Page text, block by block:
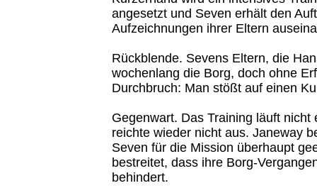
angesetzt und Seven erhält den
Aufzeichnungen ihrer Eltern
Rückblende. Sevens Eltern, die
wochenlang die Borg, doch ohne
Durchbruch: Man stößt auf einen
Gegenwart. Das Training läuft nicht
reichte wieder nicht aus. Janeway
Seven für die Mission überhaupt
bestreitet, dass ihre Borg-
behindert.